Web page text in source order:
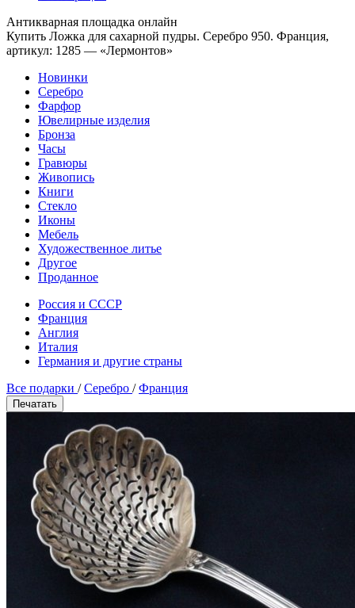
Антикварная площадка онлайн
Купить Ложка для сахарной пудры. Серебро 950. Франция,
артикул: 1285 — «Лермонтов»
Новинки
Серебро
Фарфор
Ювелирные изделия
Бронза
Часы
Гравюры
Живопись
Книги
Стекло
Иконы
Мебель
Художественное литье
Другое
Проданное
Россия и СССР
Франция
Англия
Италия
Германия и другие страны
Все подарки /Серебро /Франция